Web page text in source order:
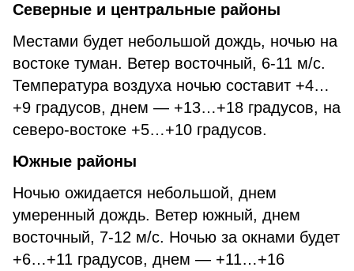
Северные и центральные районы
Местами будет небольшой дождь, ночью на
востоке туман. Ветер восточный, 6-11 м/с.
Температура воздуха ночью составит +4…
+9 градусов, днем — +13…+18 градусов, на
северо-востоке +5…+10 градусов.
Южные районы
Ночью ожидается небольшой, днем
умеренный дождь. Ветер южный, днем
восточный, 7-12 м/с. Ночью за окнами будет
+6…+11 градусов, днем — +11…+16